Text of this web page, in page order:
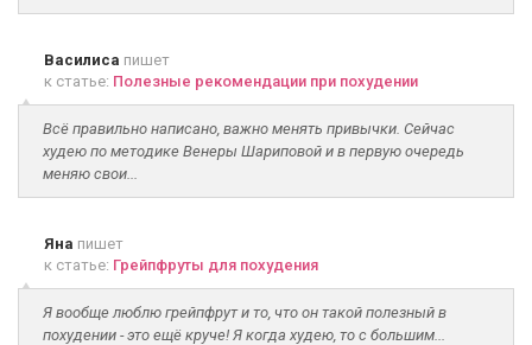
Василиса пишет
к статье: Полезные рекомендации при похудении
Всё правильно написано, важно менять привычки. Сейчас
худею по методике Венеры Шариповой и в первую очередь
меняю свои...
Яна пишет
к статье: Грейпфруты для похудения
Я вообще люблю грейпфрут и то, что он такой полезный в
похудении - это ещё круче! Я когда худею, то с большим...